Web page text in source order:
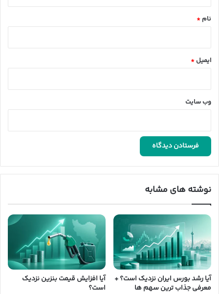
نام *
ایمیل *
وب‌ سایت
نوشته های مشابه
آیا رشد بورس ایران نزدیک است؟ +
معرفی جذاب ترین سهم ها
آیا افزایش قیمت بنزین نزدیک
است؟